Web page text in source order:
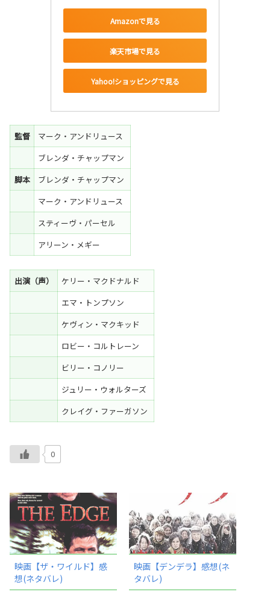
Amazonで見る
楽天市場で見る
Yahoo!ショッピングで見る
監督
マーク・アンドリュース
ブレンダ・チャップマン
脚本
ブレンダ・チャップマン
マーク・アンドリュース
スティーヴ・パーセル
アリーン・メギー
出演（声）
ケリー・マクドナルド
エマ・トンプソン
ケヴィン・マクキッド
ロビー・コルトレーン
ビリー・コノリー
ジュリー・ウォルターズ
クレイグ・ファーガソン
0
映画【ザ・ワイルド】感
想(ネタバレ)
映画【デンデラ】感想(ネ
タバレ)